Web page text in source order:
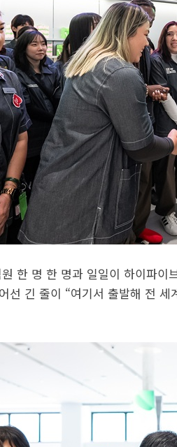
한 명 한 명과 일일이 하이파
선 긴 줄이 “여기서 출발해 전